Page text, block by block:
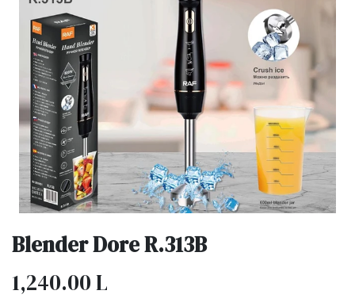
Blender Dore R.313B
1,240.00L